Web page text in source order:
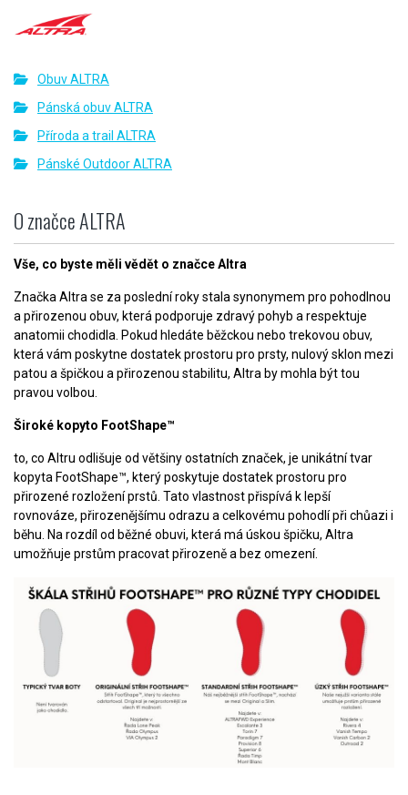
Obuv ALTRA
Pánská obuv ALTRA
Příroda a trail ALTRA
Pánské Outdoor ALTRA
O značce ALTRA
Vše, co byste měli vědět o značce Altra
Značka Altra se za poslední roky stala synonymem pro pohodlnou
a přirozenou obuv, která podporuje zdravý pohyb a respektuje
anatomii chodidla. Pokud hledáte běžckou nebo trekovou obuv,
která vám poskytne dostatek prostoru pro prsty, nulový sklon mezi
patou a špičkou a přirozenou stabilitu, Altra by mohla být tou
pravou volbou.
Široké kopyto FootShape™
to, co Altru odlišuje od většiny ostatních značek, je unikátní tvar
kopyta FootShape™, který poskytuje dostatek prostoru pro
přirozené rozložení prstů. Tato vlastnost přispívá k lepší
rovnováze, přirozenějšímu odrazu a celkovému pohodlí při chůazi i
běhu. Na rozdíl od běžné obuvi, která má úskou špičku, Altra
umožňuje prstům pracovat přirozeně a bez omezení.